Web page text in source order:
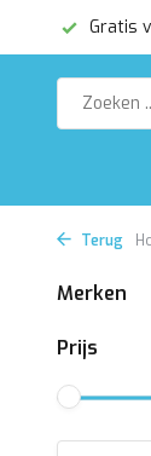
Gratis
Terug
Merken
Prijs